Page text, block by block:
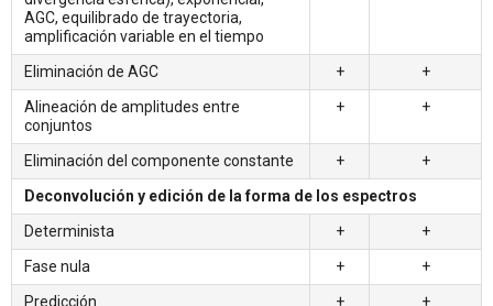
AGC, equilibrado de trayectoria,
amplificación variable en el tiempo
Eliminación de AGC +
+
Alineación de amplitudes entre
conjuntos
+ +
Eliminación del componente constante +
+
Deconvolución y edición de la forma de los espectros
Determinista
+
+
Fase nula
+
+
Predicción
+ +